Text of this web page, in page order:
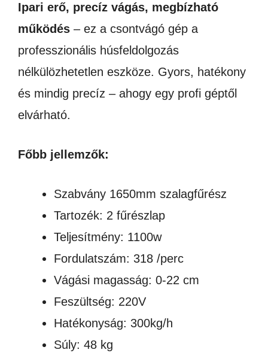
Ipari erő, precíz vágás, megbízható
működés – ez a csontvágó gép a
professzionális húsfeldolgozás
nélkülözhetetlen eszköze. Gyors, hatékony
és mindig precíz – ahogy egy profi géptől
elvárható.
Főbb jellemzők:
Szabvány 1650mm szalagfűrész
Tartozék: 2 fűrészlap
Teljesítmény: 1100w
Fordulatszám: 318 /perc
Vágási magasság: 0-22 cm
Feszültség: 220V
Hatékonyság: 300kg/h
Súly: 48 kg